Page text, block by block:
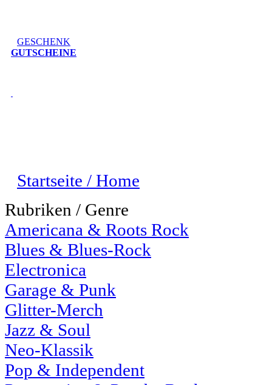
GESCHENK
GUTSCHEINE
Startseite / Home
Rubriken / Genre
Americana & Roots Rock
Blues & Blues-Rock
Electronica
Garage & Punk
Glitter-Merch
Jazz & Soul
Neo-Klassik
Pop & Independent